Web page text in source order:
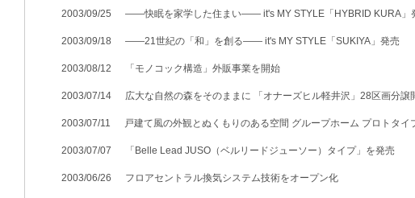
売る [MISAWA RELAY]
住まいの売却
海外事業
2003/09/25 ――快眠を家学した住まい―― it's MY STYLE「HYBRID KURA」
2003/09/18 ――21世紀の「和」を創る―― it's MY STYLE「SUKIYA」発売
2003/08/12 「モノコック構造」外販事業を開始
2003/07/14 広大な自然の森をそのままに 「オナーズヒル軽井沢」28区画分譲
2003/07/11 戸建て風の外観とぬくもりのある空間 グループホーム プロトタイ
2003/07/07 「Belle Lead JUSO（ベルリードジューソー）タイプ」を発売
2003/06/26 フロアセントラル換気システム技術をオープン化